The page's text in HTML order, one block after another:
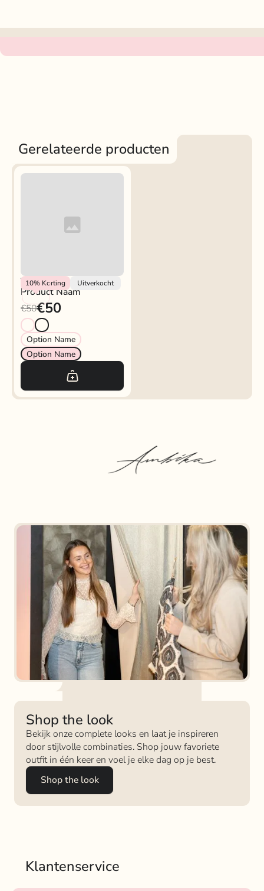
Gerelateerde producten
10% Korting Uitverkocht
Vendor
Product Naam
€50€50
Option Name
Option Name
Shop the look
Bekijk onze complete looks en laat je inspireren
door stijlvolle combinaties. Shop jouw favoriete
outfit in één keer en voel je elke dag op je best.
Shop the look
Klantenservice